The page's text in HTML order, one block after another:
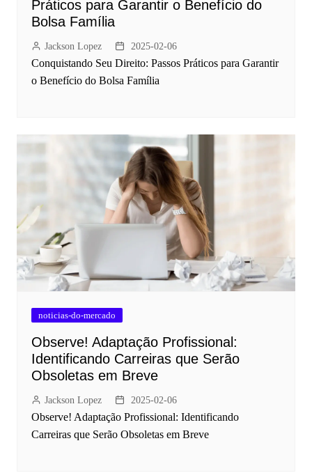
Práticos para Garantir o Benefício do
Bolsa Família
Jackson Lopez 2025-02-06
Conquistando Seu Direito: Passos Práticos para Garantir
o Benefício do Bolsa Família
noticias-do-mercado
Observe! Adaptação Profissional:
Identificando Carreiras que Serão
Obsoletas em Breve
Jackson Lopez 2025-02-06
Observe! Adaptação Profissional: Identificando
Carreiras que Serão Obsoletas em Breve